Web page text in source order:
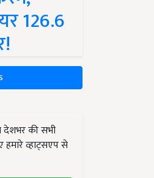
126.6
देशभर की सभी
व्हाट्सएप से